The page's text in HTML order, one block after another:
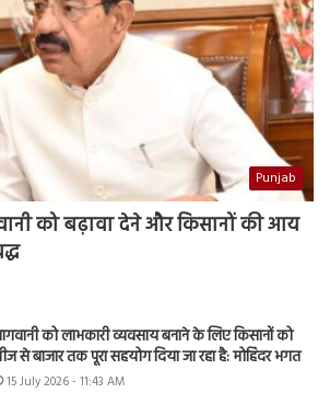
Punjab
को बढ़ावा देने और किसानों की आय
को लाभकारी व्यवसाय बनाने के लिए किसानों को
से बाजार तक पूरा सहयोग दिया जा रहा है: मोहिंदर भगत
15 July 2026 - 11:43 AM